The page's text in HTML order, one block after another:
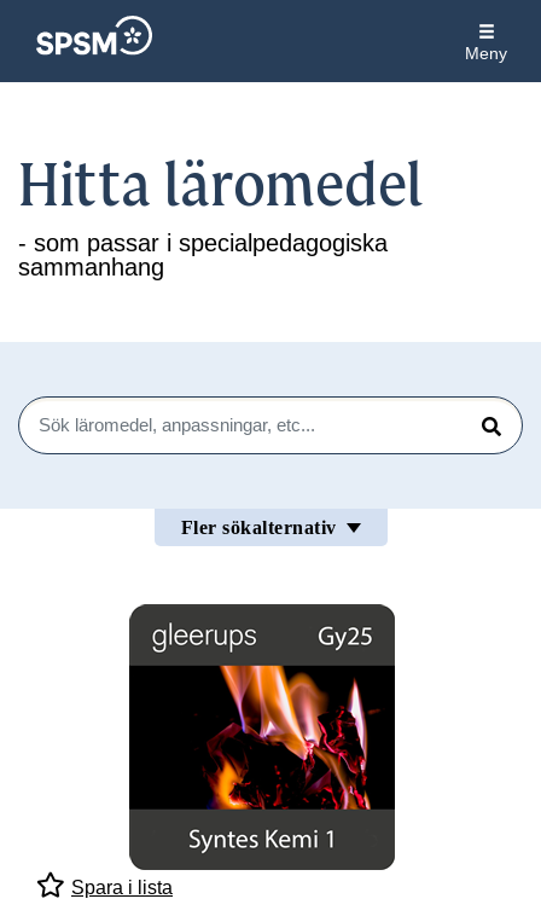
Meny
Hitta läromedel
- som passar i specialpedagogiska
sammanhang
Sök
Sök
Fler sökalternativ
Spara i lista